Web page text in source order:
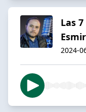
Las
2024-